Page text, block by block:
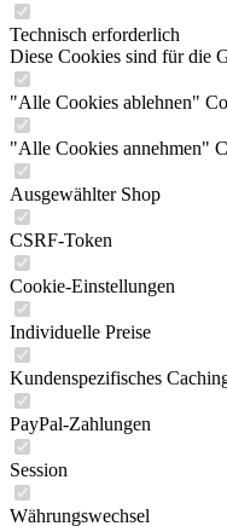
Technisch erforderlich
Diese Cookies sind für die
"Alle Cookies ablehnen"
"Alle Cookies annehmen"
Ausgewählter Shop
CSRF-Token
Cookie-Einstellungen
Individuelle Preise
Kundenspezifisches
PayPal-Zahlungen
Session
Währungswechsel